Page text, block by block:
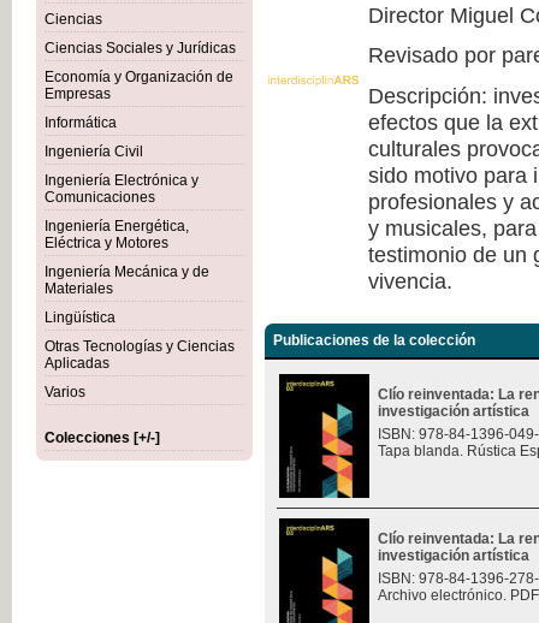
Ciencias
Ciencias Sociales y Jurídicas
Economía y Organización de
Empresas
Informática
Ingeniería Civil
Ingeniería Electrónica y
Comunicaciones
Ingeniería Energética,
Eléctrica y Motores
Ingeniería Mecánica y de
Materiales
Lingüística
Otras Tecnologías y Ciencias
Aplicadas
Varios
Colecciones [+/-]
Director Miguel
Revisado por
Descripción:
efectos que la
culturales
sido motivo para
profesionales y
y musicales,
testimonio de un
vivencia.
Publicaciones de la colección
Clío reinventada: La
investigación artística
ISBN: 978-84-1396-
Tapa blanda. Rústica
Clío reinventada: La
investigación artística
ISBN: 978-84-1396-
Archivo electrónico.